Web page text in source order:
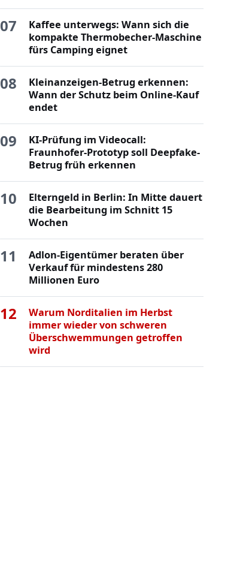
07
Kaffee unterwegs: Wann sich die
kompakte Thermobecher-Maschine
fürs Camping eignet
08
Kleinanzeigen-Betrug erkennen:
Wann der Schutz beim Online-Kauf
endet
09
KI-Prüfung im Videocall:
Fraunhofer-Prototyp soll Deepfake-
Betrug früh erkennen
10
Elterngeld in Berlin: In Mitte dauert
die Bearbeitung im Schnitt 15
Wochen
11
Adlon-Eigentümer beraten über
Verkauf für mindestens 280
Millionen Euro
12
Warum Norditalien im Herbst
immer wieder von schweren
Überschwemmungen getroffen
wird